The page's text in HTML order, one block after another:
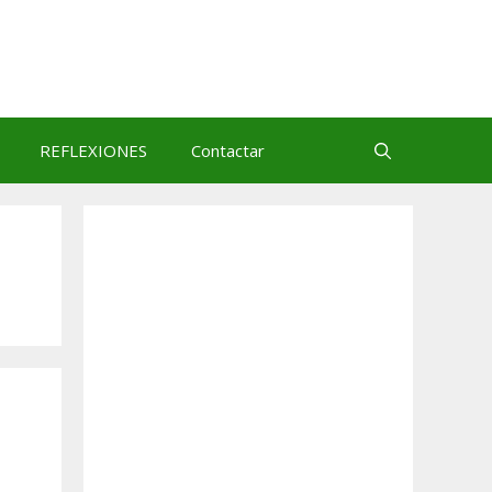
REFLEXIONES Contactar